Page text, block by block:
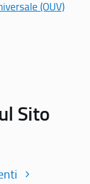
(OUV)
Sito